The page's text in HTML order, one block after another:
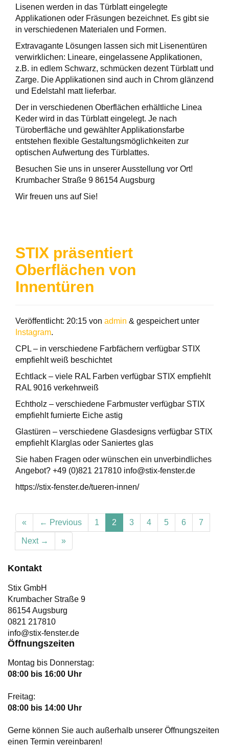
Lisenen werden in das Türblatt eingelegte
Applikationen oder Fräsungen bezeichnet. Es gibt sie
in verschiedenen Materialen und Formen.
Extravagante Lösungen lassen sich mit Lisenentüren
verwirklichen: Lineare, eingelassene Applikationen,
z.B. in edlem Schwarz, schmücken dezent Türblatt und
Zarge. Die Applikationen sind auch in Chrom glänzend
und Edelstahl matt lieferbar.
Der in verschiedenen Oberflächen erhältliche Linea
Keder wird in das Türblatt eingelegt. Je nach
Türoberfläche und gewählter Applikationsfarbe
entstehen flexible Gestaltungsmöglichkeiten zur
optischen Aufwertung des Türblattes.
Besuchen Sie uns in unserer Ausstellung vor Ort!
Krumbacher Straße 9 86154 Augsburg
Wir freuen uns auf Sie!
STIX präsentiert
Oberflächen von
Innentüren
Veröffentlicht: 20:15 von admin & gespeichert unter
Instagram.
CPL – in verschiedene Farbfächern verfügbar STIX
empfiehlt weiß beschichtet
Echtlack – viele RAL Farben verfügbar STIX empfiehlt
RAL 9016 verkehrweiß
Echtholz – verschiedene Farbmuster verfügbar STIX
empfiehlt furnierte Eiche astig
Glastüren – verschiedene Glasdesigns verfügbar STIX
empfiehlt Klarglas oder Saniertes glas
Sie haben Fragen oder wünschen ein unverbindliches
Angebot? +49 (0)821 217810 info@stix-fenster.de
https://stix-fenster.de/tueren-innen/
« ← Previous 1 2 3 4 5 6 7
Next → »
Kontakt
Stix GmbH
Krumbacher Straße 9
86154 Augsburg
0821 217810
info@stix-fenster.de
Öffnungszeiten
Montag bis Donnerstag:
08:00 bis 16:00 Uhr
Freitag:
08:00 bis 14:00 Uhr
Gerne können Sie auch außerhalb unserer Öffnungszeiten
einen Termin vereinbaren!